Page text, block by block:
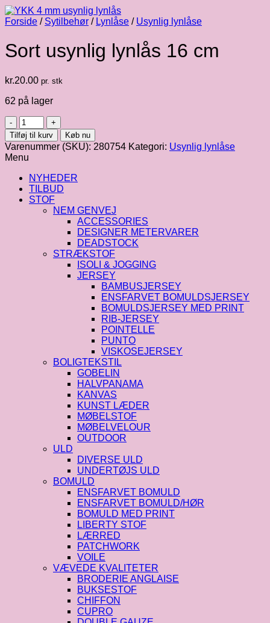
Forside / Sytilbehør / Lynlåse / Usynlig lynlåse
Sort usynlig lynlås 16 cm
kr.20.00 pr. stk
62 på lager
Sort
usynlig
lynlås
16
cm
antal
Tilføj til kurv Køb nu
Varenummer (SKU): 280754 Kategori: Usynlig lynlåse
Menu
NYHEDER
TILBUD
STOF
NEM GENVEJ
ACCESSORIES
DESIGNER METERVARER
DEADSTOCK
STRÆKSTOF
ISOLI & JOGGING
JERSEY
BAMBUSJERSEY
ENSFARVET BOMULDSJERSEY
BOMULDSJERSEY MED PRINT
RIB-JERSEY
POINTELLE
PUNTO
VISKOSEJERSEY
BOLIGTEKSTIL
GOBELIN
HALVPANAMA
KANVAS
KUNST LÆDER
MØBELSTOF
MØBELVELOUR
OUTDOOR
ULD
DIVERSE ULD
UNDERTØJS ULD
BOMULD
ENSFARVET BOMULD
ENSFARVET BOMULD/HØR
BOMULD MED PRINT
LIBERTY STOF
LÆRRED
PATCHWORK
VOILE
VÆVEDE KVALITETER
BRODERIE ANGLAISE
BUKSESTOF
CHIFFON
CUPRO